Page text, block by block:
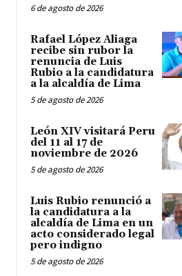
6 de agosto de 2026
Rafael López Aliaga
recibe sin rubor la
renuncia de Luis
Rubio a la candidatura
a la alcaldía de Lima
5 de agosto de 2026
León XIV visitará Peru
del 11 al 17 de
noviembre de 2026
5 de agosto de 2026
Luis Rubio renunció a
la candidatura a la
alcaldía de Lima en un
acto considerado legal
pero indigno
5 de agosto de 2026